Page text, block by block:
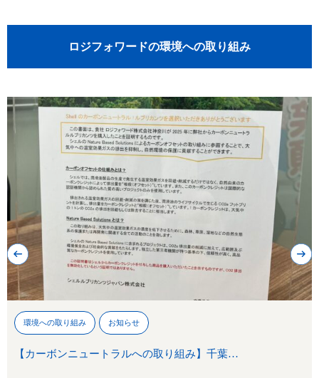
ロジフォワードの環境への取り組み
環境への取り組み お知らせ
カーボンニュートラルへの取り組み】千葉…